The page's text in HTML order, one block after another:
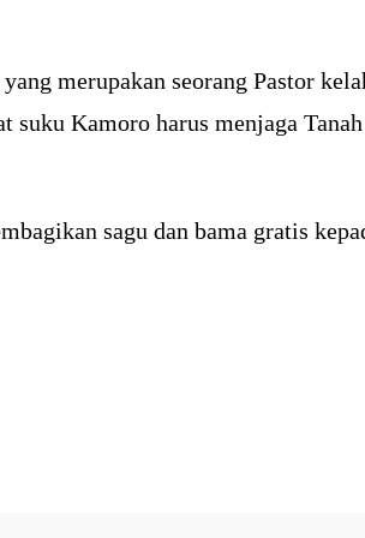
merupakan seorang Pastor
suku Kamoro harus menjaga
sagu dan bama gratis